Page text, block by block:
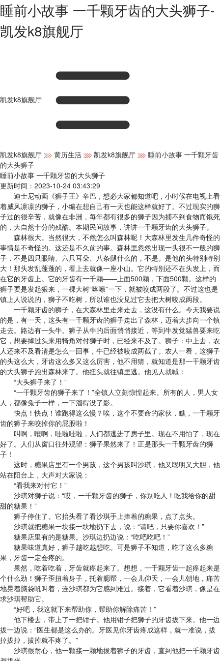
睡前小故事 一千颗牙齿的大头狮子-
凯发k8旗舰厅
凯发k8旗舰厅
凯发k8旗舰厅 黄历生活 凯发k8旗舰厅
睡前小故事 一千颗牙齿
的大头狮子
睡前小故事 一千颗牙齿的大头狮子
更新时间：2023-10-24 03:43:29
迪士尼动画《狮子王》辛巴，想必大家都知道吧，小时候在电视上看
着威风凛凛的狮子，小编在想自己有一天也能这样就好了。不过现实的狮
子过的很辛苦，就像在非洲，每年都有很多的狮子因为捕不到食物而饿死
的，大自然十分的残酷。本期民间故事，讲讲一千颗牙齿的大头狮子。
森林很大。当然很大，不然怎么叫森林呢！大森林里发生几件奇怪的
事情是不奇怪的。这还是不久前的事。森林里忽然出现一头很不一般的狮
子，不是四只眼睛、六只耳朵、八条腿什么的，不是。是他的头特别特别
大！那头发乱蓬蓬的，看上去就像一座小山。它的特别还不在头发上，而
在它的牙齿上。它的牙齿有一千颗——上面500颗，下面500颗。这样的
狮子要是发起狠来，一棵大树“喀嚓”一下，就被咬成两段了。不过这也是
镇上人说说的，狮子不吃树，所以谁也没见过它去把大树咬成两段。
一千颗牙齿的狮子，在大森林里走来走去，这没有什么。今天我要说
的是，有一天，这头有一千颗牙齿的狮子走出了森林，迈着大步向一个镇
走去。路边有一头牛。狮子从牛的后面悄悄接近，等到牛发觉猛兽要来吃
它，想要掉过头来用犄角对付狮子时，已经来不及了。狮子：中上去，农
人还来不及看清是怎么一回事，牛已经被咬成两截了。农人一看，这狮子
的头这么大，牙齿这么多又这么厉害，他不用猜，就知道是那一千颗牙齿
的大头狮子跑出森林来了。他扭头就往镇里逃。他见人就喊：
“大头狮子来了！”
“一千颗牙齿的狮子来了！”全镇人立刻惊惶起来。所有的人，男人女
人，都像兔子一样，一下溜得没了影。
快点！快点！谁跑得这么慢？唉，这个不要命的家伙，瞧，一千颗牙
齿的狮子来咬掉你的屁股啦！
叫啊，嚷啊，哇啦哇啦，人们都逃进了房子里。现在不用怕了，现在
好了。人们从窗口往外观望：狮子果然来了！正是那头一千颗牙齿的狮
子！
这时，糖果店里有一个男孩，这个男孩叫沙琪，他又聪明又大胆，他
站在阳台上，大声对大家说：
“看我来对付它！”
沙琪对狮子说：“哎，一千颗牙齿的狮子，你别吃人！吃我给你的甜
甜的糖果！”
狮子停住了。它抬头看了看沙琪手上捧着的糖果，点了点头。
沙琪就把糖果一块接一块地扔下去，说：“请吧，只要你喜欢！”
糖果店里有的是糖果。沙琪边扔边说：“吃吧吃吧！”
糖果味道真好，狮子越吃越想吃。可是狮子不知道，吃了这么多糖
果，牙齿一定会疼的。
果然，吃着吃着，牙齿就疼起来了。想想，一千颗牙齿一起疼起来是
个什么劲！狮子歪扭着身子，托着腮帮，一会儿仰天，一会儿朝地，痛苦
地晃着脑袋吼叫着，连沙琪都为它感到难过。接着，它看着沙琪，像是在
求沙琪帮助它。
“好吧，我这就下来帮助你，帮助你解除痛苦！”
他下楼去，带上了一把钳子。他用钳子把狮子的牙齿拔下来。他一边
拔一边说：“医生都是这么办的。牙医见你牙齿疼成这样，就一准说，拔
掉拔掉，拔掉就不疼了。”
沙琪很耐心，他一颗接一颗地拔着狮子的牙齿，直到他把一千颗牙齿